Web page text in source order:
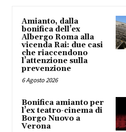
Amianto, dalla
bonifica dell’ex
Albergo Roma alla
vicenda Rai: due casi
che riaccendono
l’attenzione sulla
prevenzione
6 Agosto 2026
Bonifica amianto per
l’ex teatro-cinema di
Borgo Nuovo a
Verona